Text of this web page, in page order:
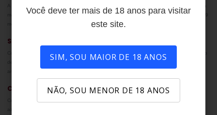
maceração a frio por 2-3 dias. A fermentação alcoólica foi espontânea e maturou de 7 a 9
meses em barricas francesas neutras e cubas de concreto.
Solo
de Isla de Maipo com seu microclima único produz uvas de alta qualidade bem
Características
Cor violeta escuro. Aromas de frutas pretas e especiarias, além de toques de violeta e
Você deve ter mais de 18 anos para visitar
este site.
SIM, SOU MAIOR DE 18 ANOS
NÃO, SOU MENOR DE 18 ANOS